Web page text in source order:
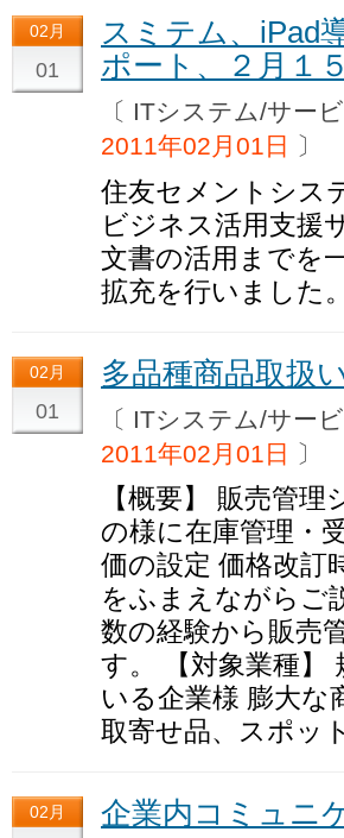
02月
01
スミテム、iPad
ポート、２月１
〔 ITシステム/サ
2011年02月01日
〕
住友セメントシス
ビジネス活用支援
文書の活用までを
拡充を行いました。
02月
01
多品種商品取扱
〔 ITシステム/サ
2011年02月01日 〕
【概要】 販売管
の様に在庫管理・
価の設定 価格改訂
をふまえながらご
数の経験から販売
す。 【対象業種】
いる企業様 膨大な
取寄せ品、スポッ
02月 企業内コミュニ